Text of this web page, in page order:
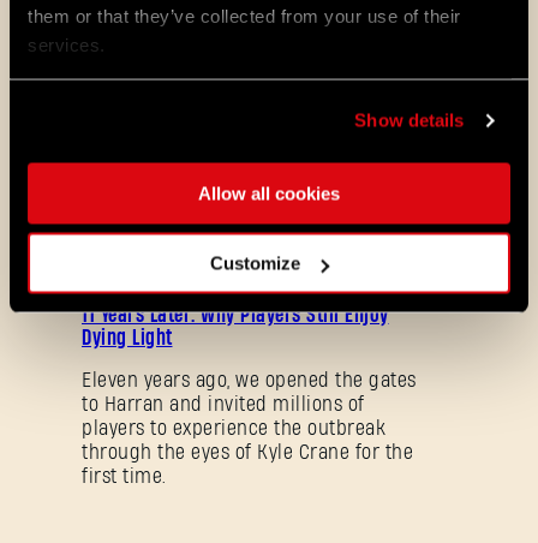
them or that they’ve collected from your use of their
services.
Show details
Allow all cookies
Customize
PROMOTION
08/04/2026
Dying Light 2: Stay Human is coming to
experience Dying Light 2: Stay Human
as part of the Essential lineup.
PROMOTION
11 Years Later: Why Players Still Enjoy
Dying Light
Eleven years ago, we opened the gates
to Harran and invited millions of
players to experience the outbreak
through the eyes of Kyle Crane for the
first time.